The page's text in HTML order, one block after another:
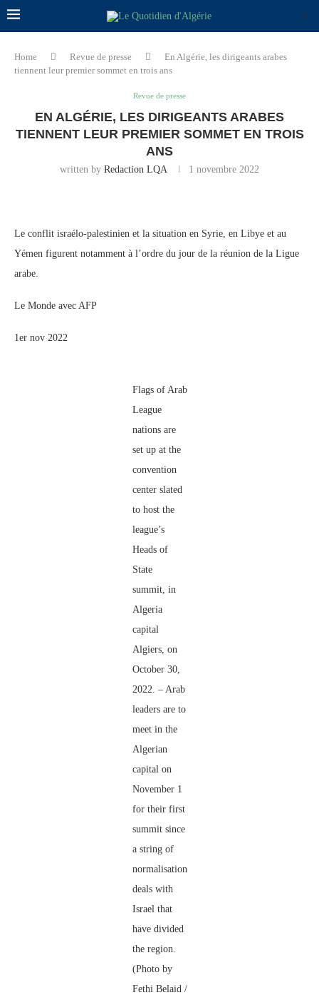
Home Revue de presse
En Algérie, les dirigeants arabes
tiennent leur premier sommet en trois ans
Revue de presse
EN ALGÉRIE, LES DIRIGEANTS ARABES
TIENNENT LEUR PREMIER SOMMET EN TROIS
ANS
written by Redaction LQA 1 novembre 2022
Le conflit israélo-palestinien et la situation en Syrie, en Libye et au
Yémen figurent notamment à l’ordre du jour de la réunion de la Ligue
arabe.
Le Monde avec AFP
1er nov 2022
Flags of Arab
League
nations are
set up at the
convention
center slated
to host the
league’s
Heads of
State
summit, in
Algeria
capital
Algiers, on
October 30,
2022. – Arab
leaders are to
meet in the
Algerian
capital on
November 1
for their first
summit since
a string of
normalisation
deals with
Israel that
have divided
the region.
(Photo by
Fethi Belaid /